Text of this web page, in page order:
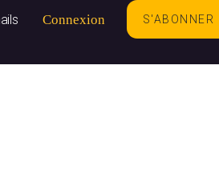
Connexion S'ABONNER